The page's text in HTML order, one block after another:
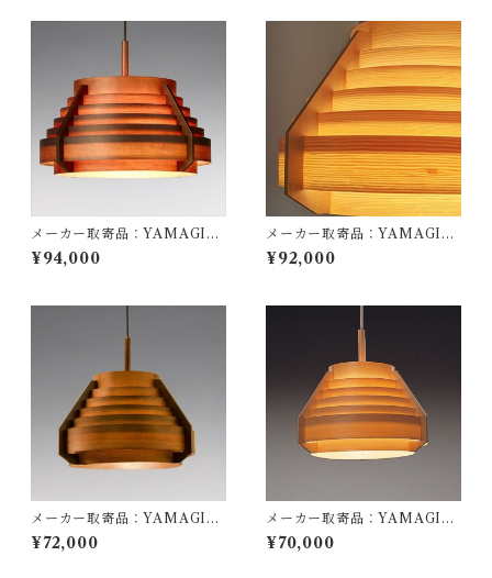
on / ペンダント照明
メーカー取寄品：YAMAGIW
A（ヤマギワ）/ 323F-217H /
Jakobsson Lamp（ヤコブソ
¥94,000
メーカー取寄品：YAMAGIW
A（ヤマギワ）/ 323F-217 / J
akobsson Lamp（ヤコブソン
¥92,000
メーカー取寄品：YAMAGIW
A（ヤマギワ）/ 323F-218H /
Jakobsson Lamp（ヤコブソ
¥72,000
メーカー取寄品：YAMAGIW
A（ヤマギワ）/ 323F-218 / J
akobsson Lamp（ヤコブソン
¥70,000